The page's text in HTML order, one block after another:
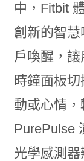
中，Fitbit
創新的智
戶喚醒，
時鐘面板
動或心情
PurePulse
光學感測